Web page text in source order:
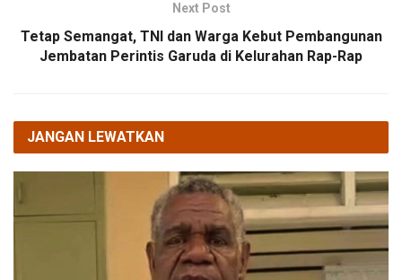
Next Post
Tetap Semangat, TNI dan Warga Kebut Pembangunan
Jembatan Perintis Garuda di Kelurahan Rap-Rap
JANGAN LEWATKAN